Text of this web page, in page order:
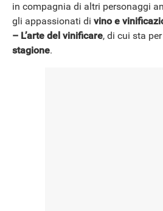
in compagnia di altri personaggi
gli appassionati di vino e
– L’arte del vinificare, di cui sta
stagione.